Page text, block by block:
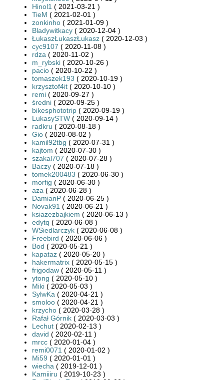
Hinol1 ( 2021-03-21 )
TieM ( 2021-02-01 )
zonkinho ( 2021-01-09 )
Bladywitkacy ( 2020-12-04 )
ŁukaszŁukaszŁukasz ( 2020-12-03 )
cyc9107 ( 2020-11-08 )
rdza ( 2020-11-02 )
m_rybski ( 2020-10-26 )
pacio ( 2020-10-22 )
tomaszek193 ( 2020-10-19 )
krzysztof4it ( 2020-10-10 )
remi ( 2020-09-27 )
średni ( 2020-09-25 )
bikesphototrip ( 2020-09-19 )
LukasySTW ( 2020-09-14 )
radkru ( 2020-08-18 )
Gio ( 2020-08-02 )
kamil92tbg ( 2020-07-31 )
kajtom ( 2020-07-30 )
szakal707 ( 2020-07-28 )
Baczy ( 2020-07-18 )
tomek200483 ( 2020-06-30 )
morfig ( 2020-06-30 )
aza ( 2020-06-28 )
DamianP ( 2020-06-25 )
Novak91 ( 2020-06-21 )
ksiazezbajkiem ( 2020-06-13 )
edytq ( 2020-06-08 )
WSiedlarczyk ( 2020-06-08 )
Freebird ( 2020-06-06 )
Bod ( 2020-05-21 )
kapataz ( 2020-05-20 )
hakermatrix ( 2020-05-15 )
frigodaw ( 2020-05-11 )
ytong ( 2020-05-10 )
Miki ( 2020-05-03 )
SylwKa ( 2020-04-21 )
smoloo ( 2020-04-21 )
krzycho ( 2020-03-28 )
Rafał Górnik ( 2020-03-03 )
Lechut ( 2020-02-13 )
david ( 2020-02-11 )
mrcc ( 2020-01-04 )
remi0071 ( 2020-01-02 )
Mi59 ( 2020-01-01 )
wiecha ( 2019-12-01 )
Kamiiiru ( 2019-10-23 )